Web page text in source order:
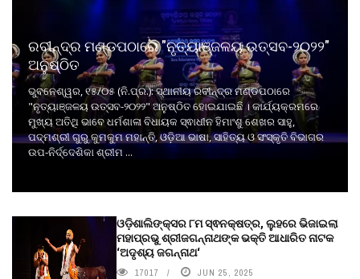
ରବୀନ୍ଦ୍ର ମଣ୍ଡପଠାରେ "ନୃତ୍ୟାଞ୍ଜଳୟ ଉତ୍ସବ-୨୦୨୨"
ଅନୁଷ୍ଠିତ
ଭୁବନେଶ୍ୱର, ୧୫/୦୫ (ନି.ପ୍ର.): ସ୍ଥାନୀୟ ରବୀନ୍ଦ୍ର ମଣ୍ଡପଠାରେ
"ନୃତ୍ୟାଞ୍ଜଳୟ ଉତ୍ସବ-୨୦୨୨" ଅନୁଷ୍ଠିତ ହୋଇଯାଇଛି । କାର୍ଯ୍ୟକ୍ରମରେ
ମୁଖ୍ୟ ଅତିଥି ଭାବେ ଧର୍ମଶାଳା ବିଧାୟକ ସ୍ଵାଧୀନ ହିମାଂଶୁ ଶେଖର ସାହୁ,
ପଦ୍ମଶ୍ରୀ ଗୁରୁ କୁମକୁମ ମହାନ୍ତି, ଓଡ଼ିଆ ଭାଷା, ସାହିତ୍ୟ ଓ ସଂସ୍କୃତି ବିଭାଗର
ଉପ-ନିର୍ଦ୍ଦେଶିକା ଶ୍ରୀମ ...
ଓଡ଼ିଶାଲିଙ୍କ୍ସର ୮ମ ସ୍ଵନକ୍ଷତ୍ର, ଲୁହରେ ଭିଜାଇଲା
ମହାପ୍ରଭୁ ଶ୍ରୀଜଗନ୍ନାଥଙ୍କ ଭକ୍ତି ଆଧାରିତ ନାଟକ
‘ଅଦୃଶ୍ୟ ଜଗନ୍ନାଥ‘
17017 JUN 25, 2025